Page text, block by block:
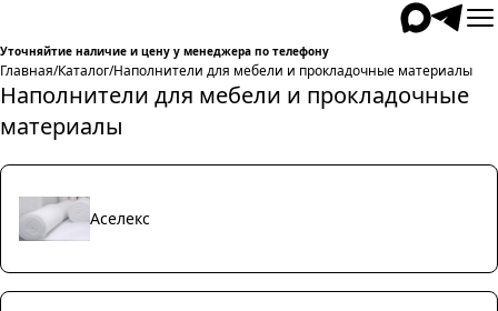
Уточняйтие наличие и цену у менеджера по телефону
Главная/Каталог/Наполнители для мебели и прокладочные материалы
Наполнители для мебели и прокладочные
материалы
Аселекс